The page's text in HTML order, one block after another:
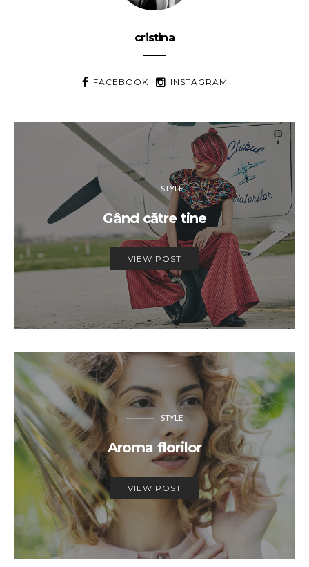
cristina
FACEBOOK INSTAGRAM
STYLE
Gând către tine
VIEW POST
STYLE
Aroma florilor
VIEW POST